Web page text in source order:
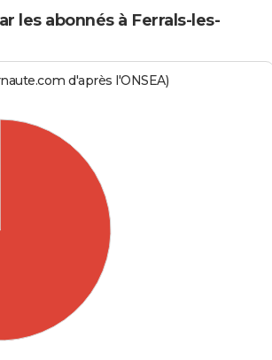
les abonnés à Ferrals-les-
d'après l'ONSEA)